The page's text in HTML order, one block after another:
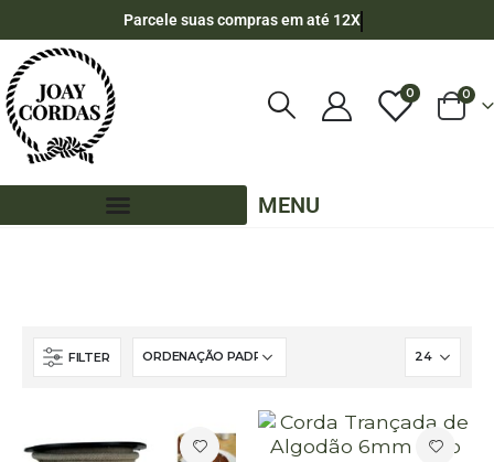
Parcele suas compras em até 12X
0 0
MENU
FILTER